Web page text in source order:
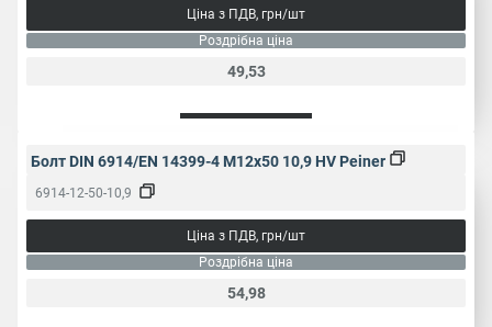
Ціна з ПДВ, грн/шт
Роздрібна ціна
49,53
Болт DIN 6914/EN 14399-4 M12x50 10,9 HV Peiner
6914-12-50-10,9
Ціна з ПДВ, грн/шт
Роздрібна ціна
54,98